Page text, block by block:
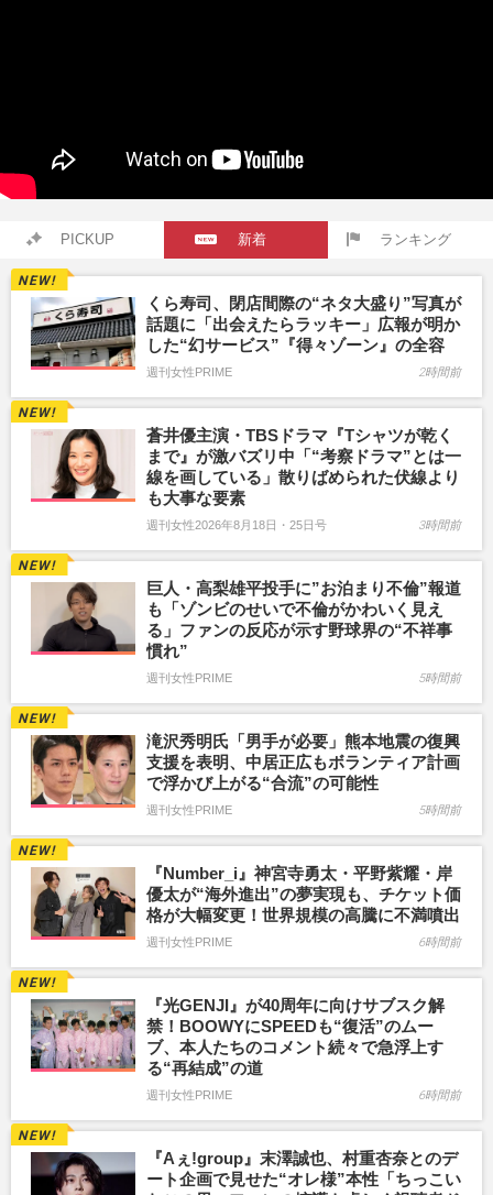
PICKUP 新着 ランキング
くら寿司、閉店間際の“ネタ大盛り”写真が
話題に「出会えたらラッキー」広報が明か
した“幻サービス”『得々ゾーン』の全容
週刊女性PRIME 2時間前
蒼井優主演・TBSドラマ『Tシャツが乾く
まで』が激バズリ中「“考察ドラマ”とは一
線を画している」散りばめられた伏線より
も大事な要素
週刊女性2026年8月18日・25日号 3時間前
巨人・高梨雄平投手に”お泊まり不倫”報道
も「ゾンビのせいで不倫がかわいく見え
る」ファンの反応が示す野球界の“不祥事
慣れ”
週刊女性PRIME 5時間前
滝沢秀明氏「男手が必要」熊本地震の復興
支援を表明、中居正広もボランティア計画
で浮かび上がる“合流”の可能性
週刊女性PRIME 5時間前
『Number_i』神宮寺勇太・平野紫耀・岸
優太が“海外進出”の夢実現も、チケット価
格が大幅変更！世界規模の高騰に不満噴出
週刊女性PRIME 6時間前
『光GENJI』が40周年に向けサブスク解
禁！BOOWYにSPEEDも“復活”のムー
ブ、本人たちのコメント続々で急浮上す
る“再結成”の道
週刊女性PRIME 6時間前
『Aぇ!group』末澤誠也、村重杏奈とのデ
ート企画で見せた“オレ様”本性「ちっこい